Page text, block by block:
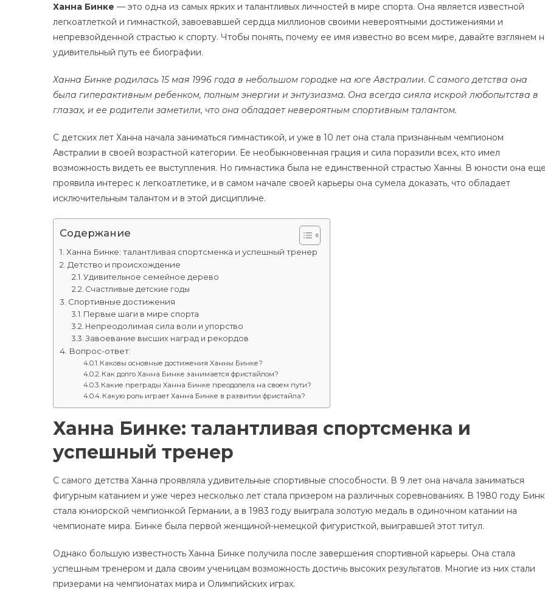
Ханна Бинке — это одна из самых ярких и талантливых личностей в мире спорта. Она является известной
легкоатлеткой и гимнасткой, завоевавшей сердца миллионов своими невероятными достижениями и
непревзойденной страстью к спорту. Чтобы понять, почему ее имя известно во всем мире, давайте взглянем
удивительный путь ее биографии.
Ханна Бинке родилась 15 мая 1996 года в небольшом городке на юге Австралии. С самого детства она
была гиперактивным ребенком, полным энергии и энтузиазма. Она всегда сияла искрой любопытства в
глазах, и ее родители заметили, что она обладает невероятным спортивным талантом.
С детских лет Ханна начала заниматься гимнастикой, и уже в 10 лет она стала признанным чемпионом
Австралии в своей возрастной категории. Ее необыкновенная грация и сила поразили всех, кто имел
возможность видеть ее выступления. Но гимнастика была не единственной страстью Ханны. В юности она
проявила интерес к легкоатлетике, и в самом начале своей карьеры она сумела доказать, что обладает
исключительным талантом и в этой дисциплине.
Содержание
Ханна Бинке: талантливая спортсменка и успешный тренер
Детство и происхождение
Удивительное семейное дерево
Счастливые детские годы
Спортивные достижения
Первые шаги в мире спорта
Непреодолимая сила воли и упорство
Завоевание высших наград и рекордов
Вопрос-ответ:
Каковы основные достижения Ханны Бинке?
Как долго Ханна Бинке занимается фристайлом?
Какие преграды Ханна Бинке преодолела на своем пути?
Какую роль играет Ханна Бинке в развитии фристайла?
Ханна Бинке: талантливая спортсменка и
успешный тренер
С самого детства Ханна проявляла удивительные спортивные способности. В 9 лет она начала заниматься
фигурным катанием и уже через несколько лет стала призером на различных соревнованиях. В 1980 году
стала юниорской чемпионкой Германии, а в 1983 году выиграла золотую медаль в одиночном катании на
чемпионате мира. Бинке была первой женщиной-немецкой фигуристкой, выигравшей этот титул.
Однако большую известность Ханна Бинке получила после завершения спортивной карьеры. Она стала
успешным тренером и дала своим ученицам возможность достичь высоких результатов. Многие из них стали
призерами на чемпионатах мира и Олимпийских играх.